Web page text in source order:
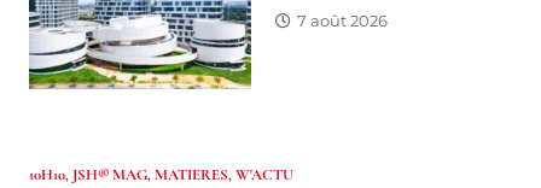
7 août 2026
10H10, JSH® MAG,MATIERES,W'ACTU